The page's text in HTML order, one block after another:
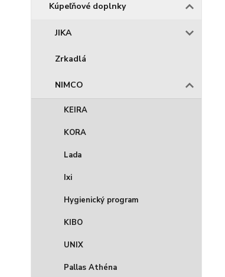
Kúpeľňové doplnky
JIKA
Zrkadlá
NIMCO
KEIRA
KORA
Lada
Ixi
Hygienický program
KIBO
UNIX
Pallas Athéna